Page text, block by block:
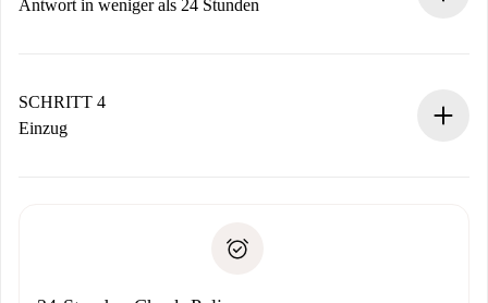
Vermieter zustimmt.
Antwort in weniger als 24 Stunden
stellen den Kontakt her.
Wenn der Vermieter ablehnen muss, entstehen keine
SCHRITT 4
Einzug